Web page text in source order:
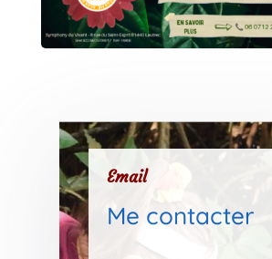
Email
Me contacter